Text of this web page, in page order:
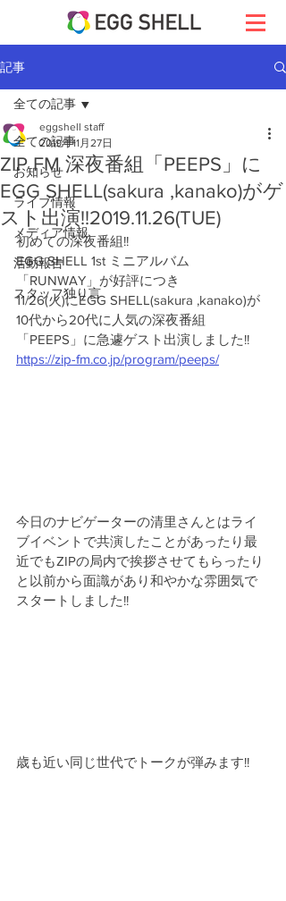
記事
全ての記事
お知らせ
ライブ情報
メディア情報
活動報告
スタッフ独り言
全ての記事
ZIP FM 深夜番組「PEEPS」に
EGG SHELL(sakura ,kanako)がゲ
スト出演!!2019.11.26(TUE)
eggshell staff
2019年11月27日
初めての深夜番組!!
EGG SHELL 1st ミニアルバム
「RUNWAY」が好評につき
11/26(火)にEGG SHELL(sakura ,kanako)が
10代から20代に人気の深夜番組
「PEEPS」に急遽ゲスト出演しました!!
https://zip-fm.co.jp/program/peeps/
今日のナビゲーターの清里さんとはライ
ブイベントで共演したことがあったり最
近でもZIPの局内で挨拶させてもらったり
と以前から面識があり和やかな雰囲気で
スタートしました!!
歳も近い同じ世代でトークが弾みます!!